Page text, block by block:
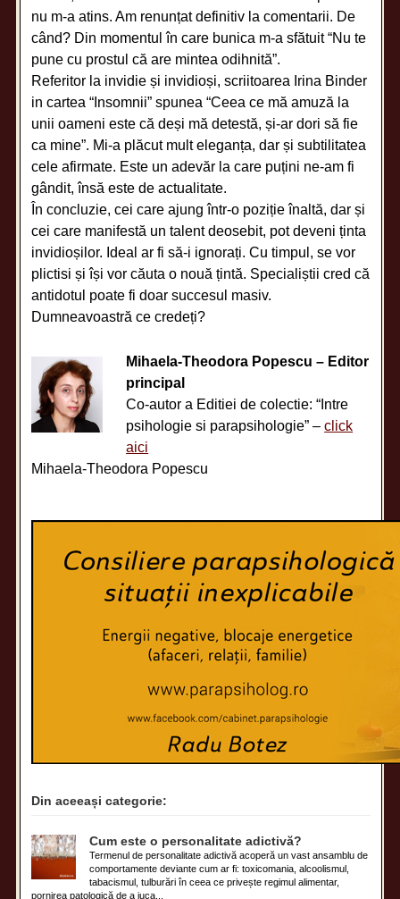
nu m-a atins. Am renunțat definitiv la comentarii. De
când? Din momentul în care bunica m-a sfătuit “Nu te
pune cu prostul că are mintea odihnită”.
Referitor la invidie și invidioși, scriitoarea Irina Binder
in cartea “Insomnii” spunea “Ceea ce mă amuză la
unii oameni este că deși mă detestă, și-ar dori să fie
ca mine”. Mi-a plăcut mult eleganța, dar și subtilitatea
cele afirmate. Este un adevăr la care puțini ne-am fi
gândit, însă este de actualitate.
În concluzie, cei care ajung într-o poziție înaltă, dar și
cei care manifestă un talent deosebit, pot deveni ținta
invidioșilor. Ideal ar fi să-i ignorați. Cu timpul, se vor
plictisi și își vor căuta o nouă țintă. Specialiștii cred că
antidotul poate fi doar succesul masiv.
Dumneavoastră ce credeți?
Mihaela-Theodora Popescu – Editor
principal
Co-autor a Editiei de colectie: “Intre
psihologie si parapsihologie” –click
aici
Mihaela-Theodora Popescu
Din aceeași categorie:
Cum este o personalitate adictivă?
Termenul de personalitate adictivă acoperă un vast ansamblu de
comportamente deviante cum ar fi: toxicomania, alcoolismul,
tabacismul, tulburări în ceea ce privește regimul alimentar,
pornirea patologică de a juca...